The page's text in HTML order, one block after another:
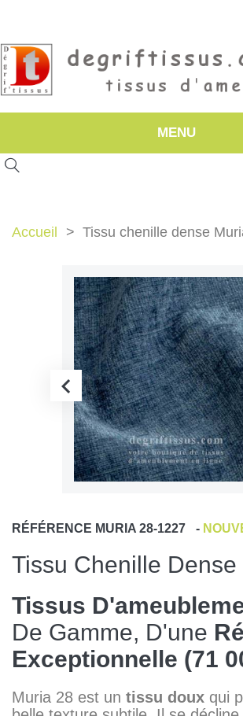
MENU
Accueil Tissu chenille dense
RÉFÉRENCE MURIA 28-1227 -
Tissu Chenille Dense
Tissus
De Gamme, D'une
Exceptionnelle (71
Muria 28 est un tissu doux qui